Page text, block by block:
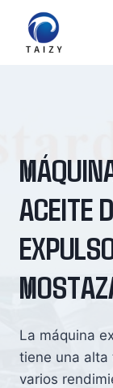
Saltar
contenido
ACEITE
La máquina
tiene una alta
varios